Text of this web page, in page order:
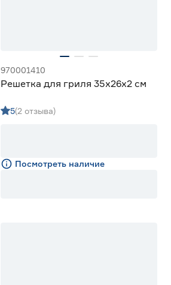
970001410
Решетка для гриля 35x26x2 см
5(2 отзыва)
Посмотреть наличие